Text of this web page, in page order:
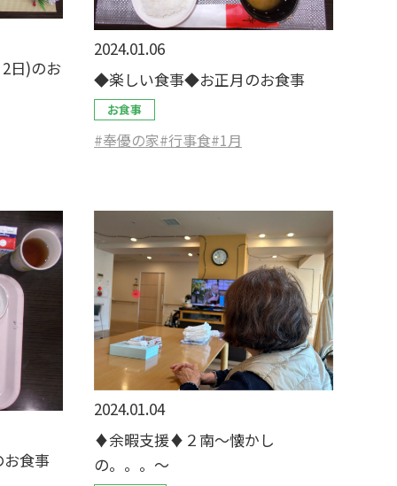
日)のお
2024.01.06
◆楽しい食事◆お正月のお食事
お食事
#奉優の家#行事食#1月
食事
2024.01.04
♦余暇支援♦２南～懐かし
の。。。～